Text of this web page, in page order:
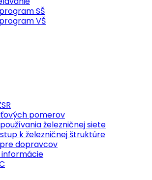
SŠ
VŠ
pomerov
železničnej siete
k železničnej štruktúre
dopravcov